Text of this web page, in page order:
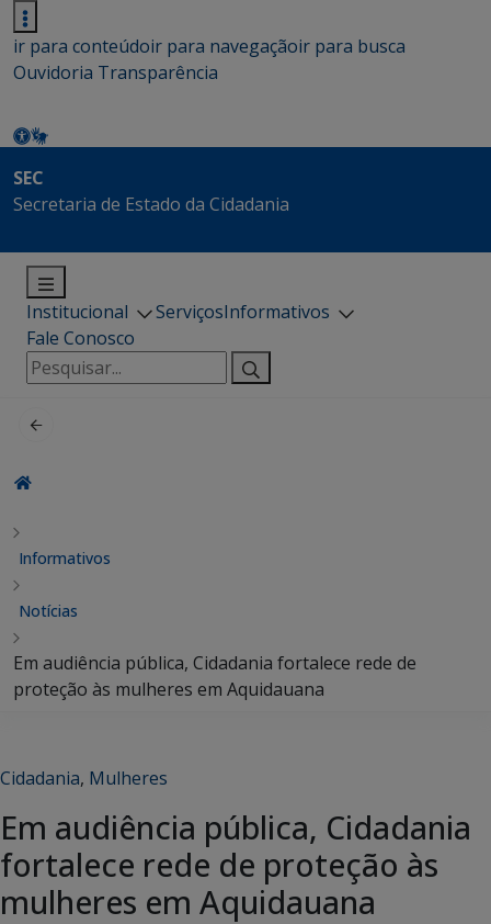
ir para conteúdoir para navegaçãoir para busca
Ouvidoria Transparência
SEC
Secretaria de Estado da Cidadania
Institucional ServiçosInformativos
Fale Conosco
Pesquisar
por:
Informativos
Notícias
Em audiência pública, Cidadania fortalece rede de
proteção às mulheres em Aquidauana
Cidadania, Mulheres
Em audiência pública, Cidadania
fortalece rede de proteção às
mulheres em Aquidauana